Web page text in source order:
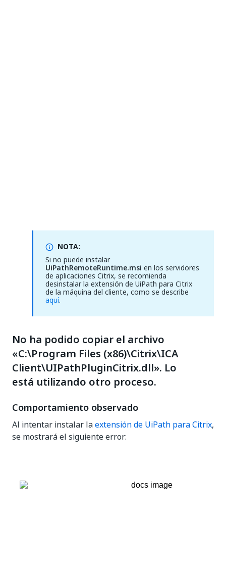
NOTA:
Si no puede instalar
UiPathRemoteRuntime.msi en los servidores
de aplicaciones Citrix, se recomienda
desinstalar la extensión de UiPath para Citrix
de la máquina del cliente, como se describe
aquí.
No ha podido copiar el archivo
«C:\Program Files (x86)\Citrix\ICA
Client\UIPathPluginCitrix.dll». Lo
está utilizando otro proceso.
Comportamiento observado
Al intentar instalar laextensión de UiPath para Citrix,
se mostrará el siguiente error: